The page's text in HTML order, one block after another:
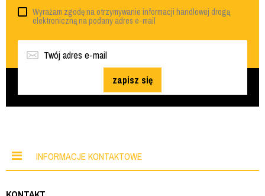
Wyrażam zgodę na otrzymywanie informacji handlowej drogą
elektroniczną na podany adres e-mail
zapisz się
INFORMACJE KONTAKTOWE